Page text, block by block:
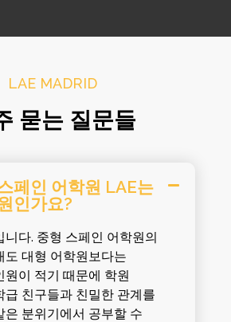
LAE MADRID
묻는 질문들
페인 어학원 LAE는
인가요?
니다. 중형 스페인 어학원의
도 대형 어학원보다는
원이 적기 때문에 학원
급 친구들과 친밀한 관계를
은 분위기에서 공부할 수